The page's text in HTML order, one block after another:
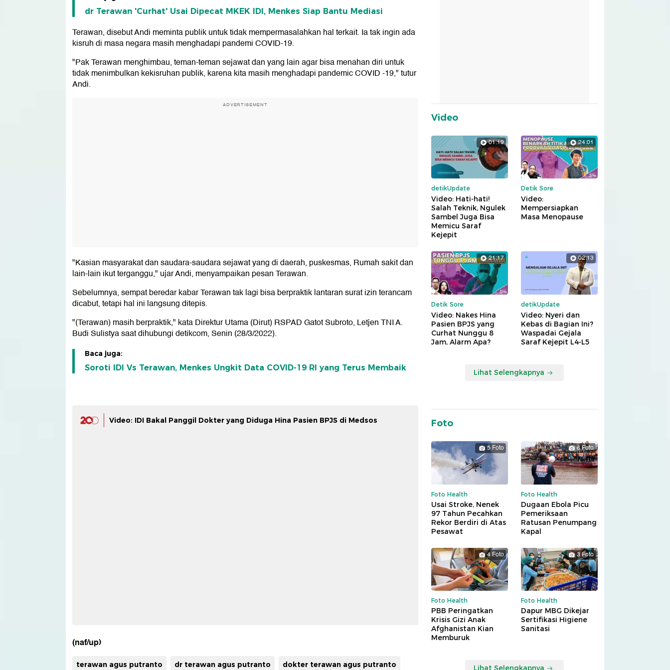
dr Terawan 'Curhat' Usai Dipecat MKEK IDI, Menkes Siap Bantu Mediasi
Terawan, disebut Andi meminta publik untuk tidak mempermasalahkan hal terkait. Ia tak ingin ada
kisruh di masa negara masih menghadapi pandemi COVID-19.
"Pak Terawan menghimbau, teman-teman sejawat dan yang lain agar bisa menahan diri untuk
tidak menimbulkan kekisruhan publik, karena kita masih menghadapi pandemic COVID -19," tutur
Andi.
ADVERTISEMENT
"Kasian masyarakat dan saudara-saudara sejawat yang di daerah, puskesmas, Rumah sakit dan
lain-lain ikut terganggu," ujar Andi, menyampaikan pesan Terawan.
Sebelumnya, sempat beredar kabar Terawan tak lagi bisa berpraktik lantaran surat izin terancam
dicabut, tetapi hal ini langsung ditepis.
"(Terawan) masih berpraktik," kata Direktur Utama (Dirut) RSPAD Gatot Subroto, Letjen TNI A.
Budi Sulistya saat dihubungi detikcom, Senin (28/3/2022).
Baca juga:
Soroti IDI Vs Terawan, Menkes Ungkit Data COVID-19 RI yang Terus Membaik
Video: IDI Bakal Panggil Dokter yang Diduga Hina Pasien BPJS di Medsos
(naf/up)
terawan agus putranto dr terawan agus putranto dokter terawan agus putranto
Video
01:19
detikUpdate
Video: Hati-hati!
Salah Teknik, Ngulek
Sambel Juga Bisa
Memicu Saraf
Kejepit
24:01
Detik Sore
Video:
Mempersiapkan
Masa Menopause
21:17
Detik Sore
Video: Nakes Hina
Pasien BPJS yang
Curhat Nunggu 8
Jam, Alarm Apa?
02:13
detikUpdate
Video: Nyeri dan
Kebas di Bagian Ini?
Waspadai Gejala
Saraf Kejepit L4-L5
Lihat Selengkapnya
Foto
5 Foto
Foto Health
Usai Stroke, Nenek
97 Tahun Pecahkan
Rekor Berdiri di Atas
Pesawat
6 Foto
Foto Health
Dugaan Ebola Picu
Pemeriksaan
Ratusan Penumpang
Kapal
4 Foto
Foto Health
PBB Peringatkan
Krisis Gizi Anak
Afghanistan Kian
Memburuk
3 Foto
Foto Health
Dapur MBG Dikejar
Sertifikasi Higiene
Sanitasi
Lihat Selengkapnya